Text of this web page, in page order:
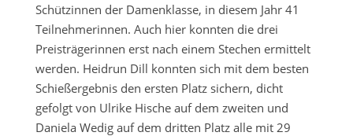
Schützinnen der Damenklasse, in diesem Jahr 41
Teilnehmerinnen. Auch hier konnten die drei
Preisträgerinnen erst nach einem Stechen ermittelt
werden. Heidrun Dill konnten sich mit dem besten
Schießergebnis den ersten Platz sichern, dicht
gefolgt von Ulrike Hische auf dem zweiten und
Daniela Wedig auf dem dritten Platz alle mit 29